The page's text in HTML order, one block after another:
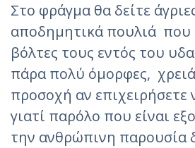
Στο φράγμα θα δείτε
αποδημητικά πουλιά που
βόλτες τους εντός του
πάρα πολύ όμορφες,
προσοχή αν επιχειρήσετε
γιατί παρόλο που είναι
την ανθρώπινη παρουσία